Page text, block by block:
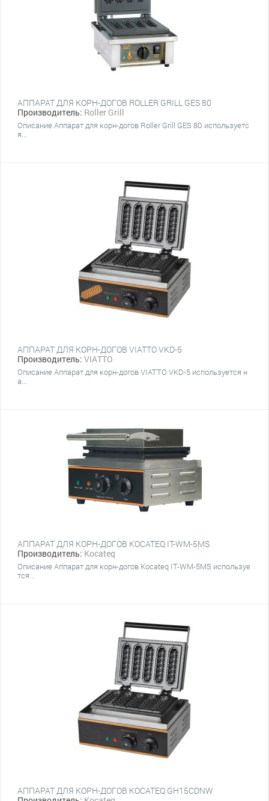
АППАРАТ ДЛЯ КОРН-ДОГОВ ROLLER GRILL GES 80
Производитель: Roller Grill
Описание Аппарат для корн-догов Roller Grill GES 80 используетс
я...
АППАРАТ ДЛЯ КОРН-ДОГОВ VIATTO VKD-5
Производитель: VIATTO
Описание Аппарат для корн-догов VIATTO VKD-5 используется н
а...
АППАРАТ ДЛЯ КОРН-ДОГОВ KOCATEQ IT-WM-5MS
Производитель: Kocateq
Описание Аппарат для корн-догов Kocateq IT-WM-5MS используе
тся...
АППАРАТ ДЛЯ КОРН-ДОГОВ KOCATEQ GH15CDNW